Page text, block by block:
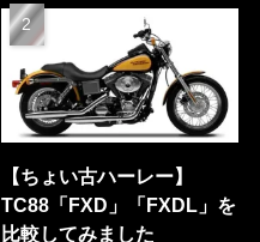
【ちょい古ハーレー】
TC88「FXD」「FXDL」を
比較してみました